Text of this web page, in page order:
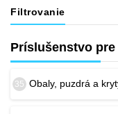
Filtrovanie
Príslušenstvo pre
35 Obaly, puzdrá a